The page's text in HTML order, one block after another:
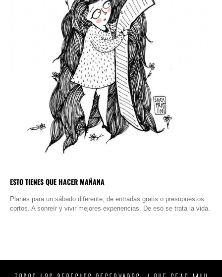
ESTO TIENES QUE HACER MAÑANA
Planes para un sábado diferente, de entradas gratis o presupuestos
cortos. A sonreír y vivir mejores experiencias. De eso se trata la vida.